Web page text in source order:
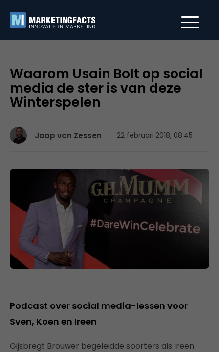
Waarom Usain Bolt op social
media de ster is van deze
Winterspelen
Jaap van Zessen 22 februari 2018, 08:45
Podcast over social media-lessen voor
Sven, Koen en Ireen
Gijsbregt Brouwer begeleidde sporters als Ireen